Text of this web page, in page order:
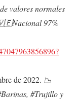
valores normales
97%
de 2022. 📉
#Trujillo y